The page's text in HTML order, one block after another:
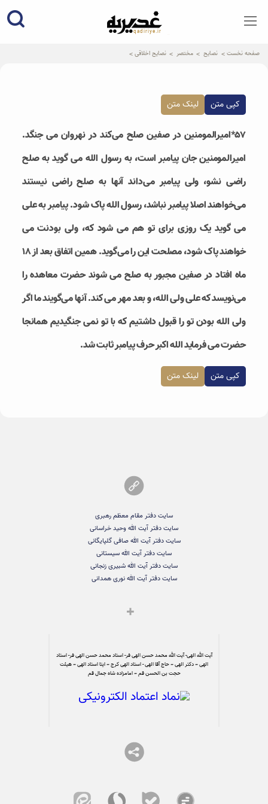
qadiriye.ir
نشریه ی غدیریه-بیانات استاد
صفحه نخست نصایح مختصر نصایح اخلاقی
کپی متن لینک متن
۵۷*امیرالمومنین در صفین صلح می‌کند در نهروان می جنگد.
امیرالمومنین جان پیامبر است، به رسول الله می گوید به صلح
راضی نشو، ولی پیامبر می‌داند آنها به صلح راضی نیستند
می‌خواهند اصلا پیامبر نباشد، رسول الله پاک شود. پیامبر به علی
می گوید یک روزی برای تو هم می شود که، ولی بودنت می
خواهند پاک شود، مصلحت این را می‌گوید‌. همین اتفاق بعد از ۱۸
ماه افتاد در صفین مجبور به صلح می شوند حضرت معاهده را
می‌نویسد که علی ولی الله، و بعد مهر می کند. آنها می‌گویند ما اگر
ولی الله بودن تو را قبول داشتیم که با تو نمی جنگیدیم همانجا
حضرت می فرماید الله اکبر حرف پیامبر ثابت شد.
کپی متن لینک متن
سایت دفتر مقام معظم رهبری
سایت دفتر آیت الله وحید خراسانی
سایت دفتر آیت الله صافی گلپایگانی
سایت دفتر آیت الله سیستانی
سایت دفتر آیت الله شبیری زنجانی
سایت دفتر آیت الله نوری همدانی
آیت الله الهی- آیت الله محمد حسن الهی فر- استاد محمد حسن الهی فر- استاد
الهی – دکتر الهی – حاج آقا الهی - استاد الهی کرج – ایتا استاد الهی – هیئت
حجت بن الحسن قم – امامزاده شاه جمال قم